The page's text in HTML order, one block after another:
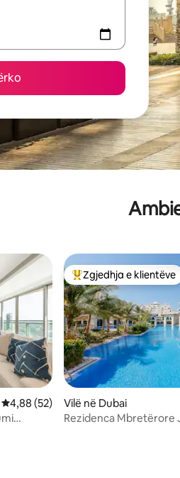
Vlerësimi mesatar 4,88 nga 5, 52
4,88 (52)
Më të mirat e
Zgjedhja e klientëve
Vilë në Dubai
Rezidenca Mbretërore